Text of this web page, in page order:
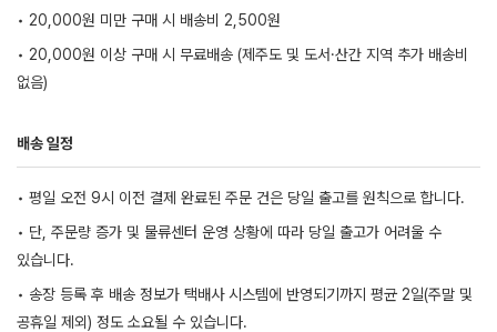
• 20,000원 미만 구매 시 배송비 2,500원
• 20,000원 이상 구매 시 무료배송 (제주도 및 도서·산간 지역 추가 배송비
없음)
배송 일정
• 평일 오전 9시 이전 결제 완료된 주문 건은 당일 출고를 원칙으로 합니다.
• 단, 주문량 증가 및 물류센터 운영 상황에 따라 당일 출고가 어려울 수
있습니다.
• 송장 등록 후 배송 정보가 택배사 시스템에 반영되기까지 평균 2일(주말 및
공휴일 제외) 정도 소요될 수 있습니다.